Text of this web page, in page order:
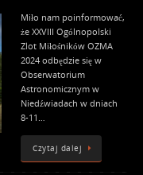
Miło nam poinformować,
że XXVIII Ogólnopolski
Zlot Miłośników OZMA
2024 odbędzie się w
Obserwatorium
Astronomicznym w
Niedźwiadach w dniach
8-11…
Czytaj dalej